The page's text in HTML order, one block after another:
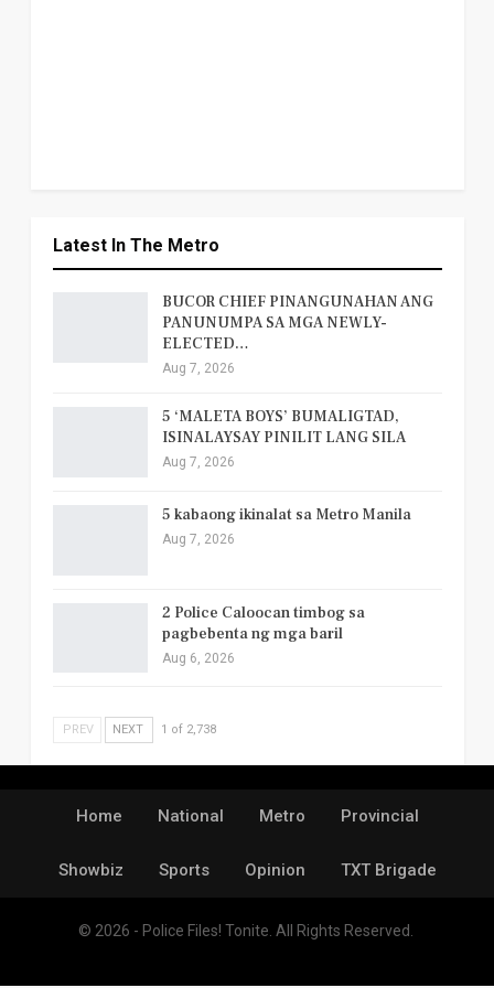
Latest In The Metro
BUCOR CHIEF PINANGUNAHAN ANG
PANUNUMPA SA MGA NEWLY-
ELECTED…
Aug 7, 2026
5 ‘MALETA BOYS’ BUMALIGTAD,
ISINALAYSAY PINILIT LANG SILA
Aug 7, 2026
5 kabaong ikinalat sa Metro Manila
Aug 7, 2026
2 Police Caloocan timbog sa
pagbebenta ng mga baril
Aug 6, 2026
PREV NEXT 1 of 2,738
Home National Metro Provincial
Showbiz Sports Opinion TXT Brigade
© 2026 - Police Files! Tonite. All Rights Reserved.